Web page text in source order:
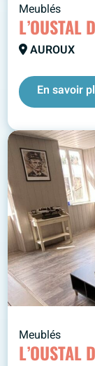
Meublés
L’OUSTAL
AUROUX
En savoir
Meublés
L’OUSTAL